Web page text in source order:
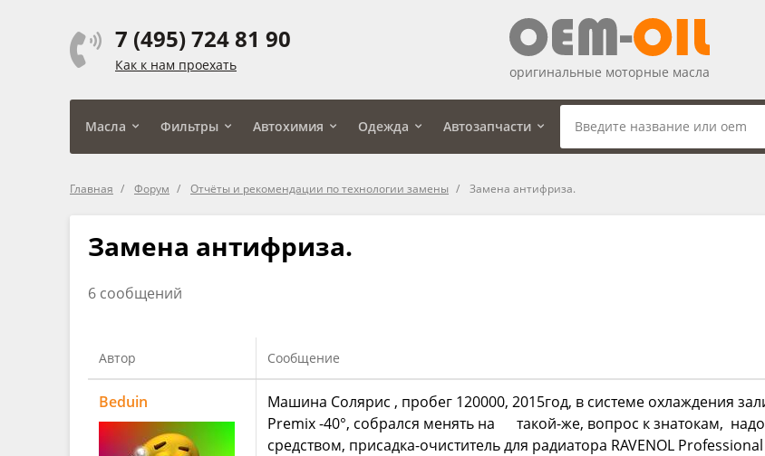
7 (495) 724 81 90
Как к нам проехать оригинальные моторные масла
Масла Фильтры Автохимия Одежда Автозапчасти
Главная Форум Отчёты и рекомендации по технологии замены Замена антифриза.
Замена антифриза.
6 сообщений
Автор Сообщение
Beduin
Машина Солярис , пробег 120000, 2015год, в системе охлаждения
Premix -40°, собрался менять на такой-же, вопрос к знатокам,
средством, присадка-очиститель для радиатора RAVENOL